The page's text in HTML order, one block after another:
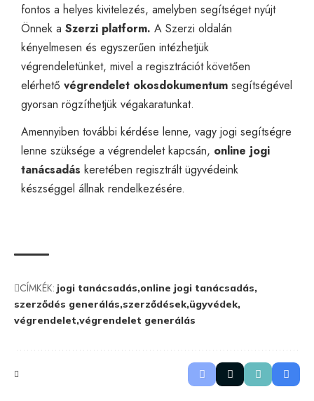
fontos a helyes kivitelezés, amelyben segítséget nyújt
Önnek a Szerzi platform. A Szerzi oldalán
kényelmesen és egyszerűen intézhetjük
végrendeletünket, mivel a regisztrációt követően
elérhető végrendelet okosdokumentum segítségével
gyorsan rögzíthetjük végakaratunkat.
Amennyiben további kérdése lenne, vagy jogi segítségre
lenne szüksége a végrendelet kapcsán, online jogi
tanácsadás keretében regisztrált ügyvédeink
készséggel állnak rendelkezésére.
CÍMKÉK: jogi tanácsadás online jogi tanácsadás
szerződés generálás szerződések ügyvédek
végrendelet végrendelet generálás